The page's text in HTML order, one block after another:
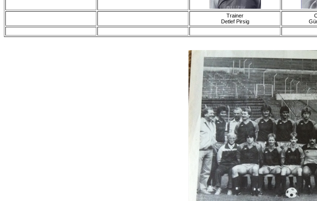
Trainer
Detlef Pirsig